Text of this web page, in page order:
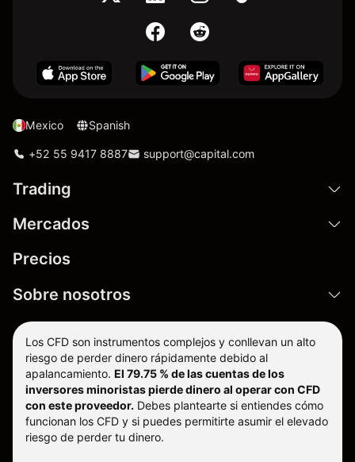
Mexico Spanish
+52 55 9417 8887 support@capital.com
Trading
Mercados
Precios
Sobre nosotros
Los CFD son instrumentos complejos y conllevan un alto
riesgo de perder dinero rápidamente debido al
apalancamiento. El 79.75 % de las cuentas de los
inversores minoristas pierde dinero al operar con CFD
con este proveedor. Debes plantearte si entiendes cómo
funcionan los CFD y si puedes permitirte asumir el elevado
riesgo de perder tu dinero.